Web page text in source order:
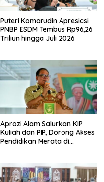
Puteri Komarudin Apresiasi
PNBP ESDM Tembus Rp96,26
Triliun hingga Juli 2026
Aprozi Alam Salurkan KIP
Kuliah dan PIP, Dorong Akses
Pendidikan Merata di